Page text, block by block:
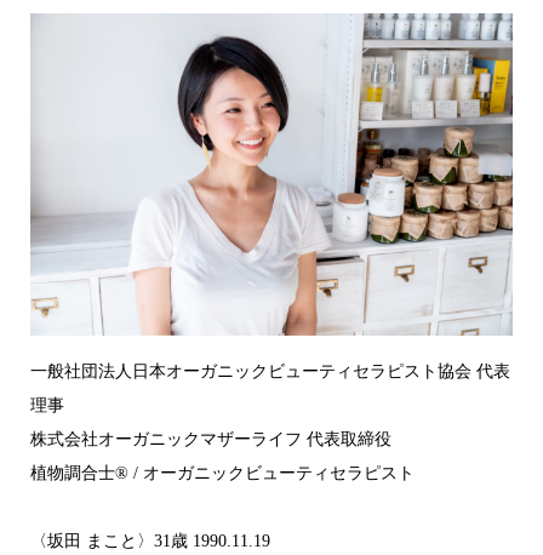
一般社団法人日本オーガニックビューティセラピスト協会 代表
理事
株式会社オーガニックマザーライフ 代表取締役
植物調合士®︎ / オーガニックビューティセラピスト
〈坂田 まこと〉31歳 1990.11.19